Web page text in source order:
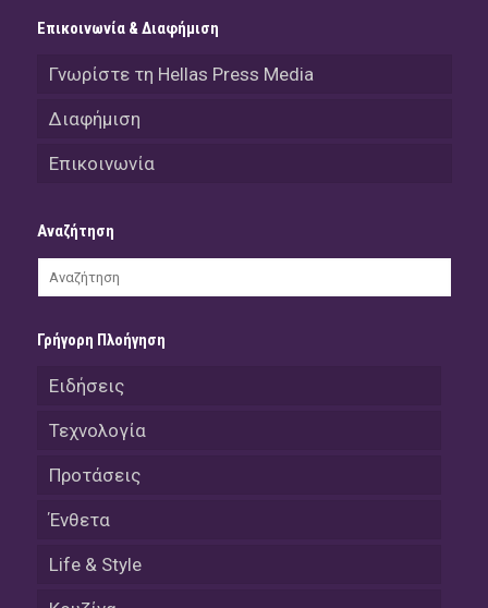
Επικοινωνία & Διαφήμιση
Γνωρίστε τη Hellas Press Media
Διαφήμιση
Επικοινωνία
Αναζήτηση
Γρήγορη Πλοήγηση
Ειδήσεις
Τεχνολογία
Προτάσεις
Ένθετα
Life & Style